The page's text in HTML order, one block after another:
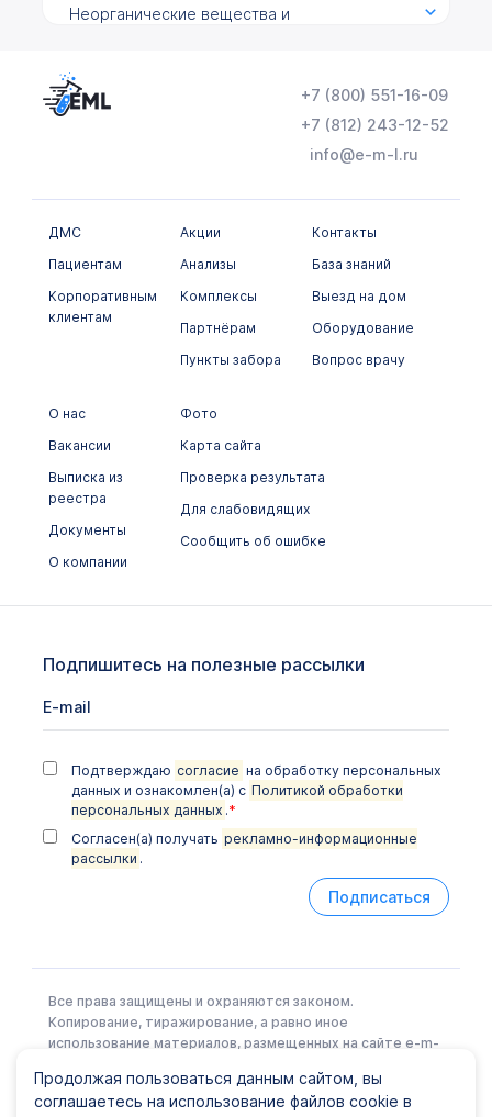
Неорганические вещества и
Общеклинические исследования
Химико-токсикологические исследования
Цитологические исследования
+7 (800) 551-16-09
+7 (812) 243-12-52
info@e-m-l.ru
ДМС
Пациентам
Корпоративным
клиентам
Акции
Анализы
Комплексы
Партнёрам
Пункты забора
Контакты
База знаний
Выезд на дом
Оборудование
Вопрос врачу
О нас
Вакансии
Выписка из
реестра
Документы
О компании
Фото
Карта сайта
Проверка результата
Для слабовидящих
Сообщить об ошибке
Подпишитесь на полезные рассылки
Подтверждаю согласие на обработку персональных
данных и ознакомлен(а) с Политикой обработки
персональных данных .*
Согласен(а) получать рекламно-информационные
рассылки .
Подписаться
Все права защищены и охраняются законом.
Копирование, тиражирование, а равно иное
использование материалов, размещенных на сайте e-m-
Правообладателя.
Продолжая пользоваться данным сайтом, вы
соглашаетесь на использование файлов cookie в